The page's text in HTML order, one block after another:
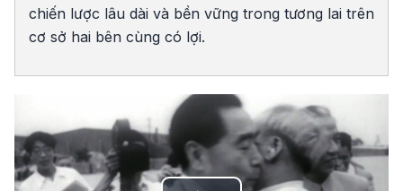
chiến lược lâu dài và bền vững trong tương lai trên
cơ sở hai bên cùng có lợi.